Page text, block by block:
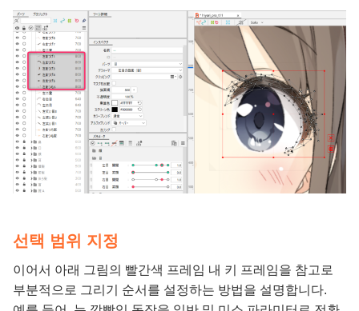
선택 범위 지정
이어서 아래 그림의 빨간색 프레임 내 키 프레임을 참고로
부분적으로 그리기 순서를 설정하는 방법을 설명합니다.